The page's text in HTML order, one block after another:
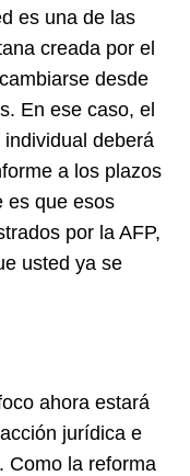
es una de las
creada por el
desde
En ese caso, el
deberá
a los plazos
es que esos
por la AFP,
usted ya se
ahora estará
jurídica e
Como la reforma